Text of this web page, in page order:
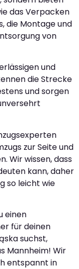
das Verpacken
die Montage und
von
und
die Strecke
und sorgen
zur Seite und
Wir wissen, dass
kann, daher
so leicht wie
einen
für deinen
suchst,
Mannheim! Wir
entspannt in